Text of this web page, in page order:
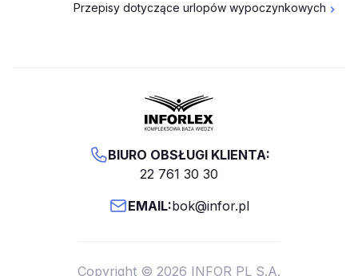
Przepisy dotyczące urlopów wypoczynkowych
BIURO OBSŁUGI KLIENTA:
22 761 30 30
EMAIL:bok@infor.pl
Copyright © 2026 INFOR PL S.A.